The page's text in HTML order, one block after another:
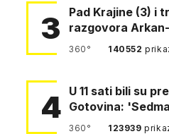
3
Pad Krajine (3) i
razgovora
'Čujem, prelazite
360° 140552
4 U 11 sati bili su pred Kninom.
Gotovina:
4. gardijska neka
360° 123939